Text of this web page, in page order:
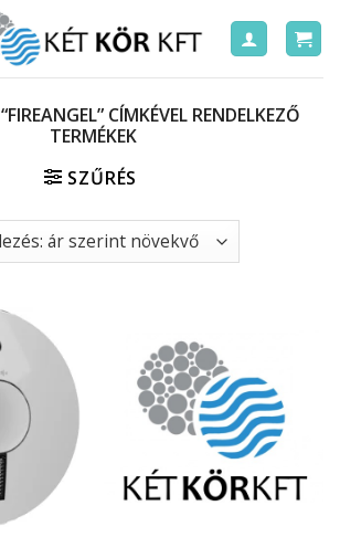
“FIREANGEL” CÍMKÉVEL RENDELKEZŐ
TERMÉKEK
SZŰRÉS